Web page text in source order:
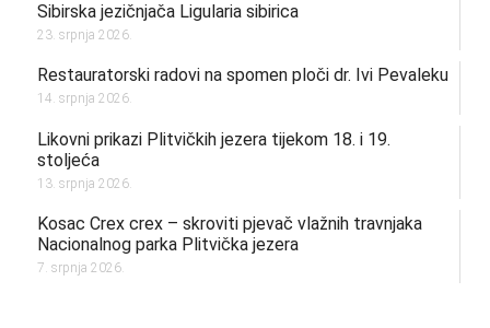
Sibirska jezičnjača Ligularia sibirica
23. srpnja 2026.
Restauratorski radovi na spomen ploči dr. Ivi Pevaleku
14. srpnja 2026.
Likovni prikazi Plitvičkih jezera tijekom 18. i 19.
stoljeća
13. srpnja 2026.
Kosac Crex crex – skroviti pjevač vlažnih travnjaka
Nacionalnog parka Plitvička jezera
7. srpnja 2026.